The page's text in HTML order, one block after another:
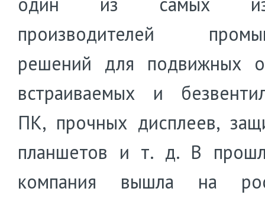
производителей
решений для подвижных
встраиваемых и
ПК, прочных дисплеев,
планшетов и т. д. В
компания вышла на